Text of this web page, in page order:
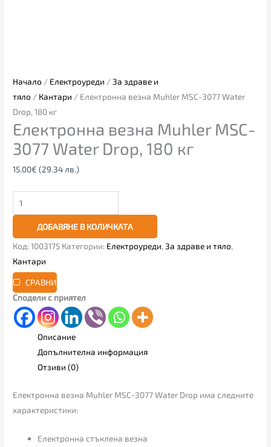
Начало / Електроуреди /За здраве и
тяло / Кантари / Електронна везна Muhler MSC-3077 Water
Drop, 180 кг
Електронна везна Muhler MSC-
3077 Water Drop, 180 кг
15.00€ (29.34 лв.)
ДОБАВЯНЕ В КОЛИЧКАТА
Код:1003175 Категории: Електроуреди,За здраве и тяло,
Кантари
СРАВНИ
Сподели с приятел
Описание
Допълнителна информация
Отзиви (0)
Електронна везна Muhler MSC-3077 Water Drop има следните
характеристики:
Електронна стъклена везна